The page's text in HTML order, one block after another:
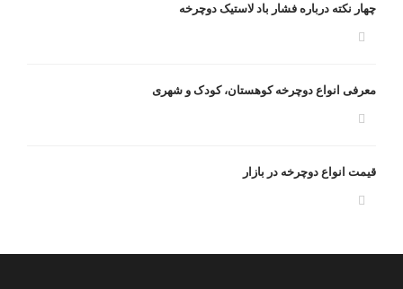
چهار نکته درباره فشار باد لاستیک دوچرخه
معرفی انواع دوچرخه کوهستان، کودک و شهری
قیمت انواع دوچرخه در بازار